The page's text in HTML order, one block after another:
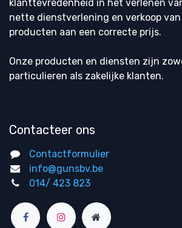
klanttevredenheid in het verlenen
nette dienstverlening en verkoop
producten aan een correcte prijs.
Onze producten en diensten zijn
particulieren als zakelijke klanten.
Contacteer ons
Contactformulier
info@gunsbv.be
014/ 423 823